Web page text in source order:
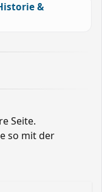
&
Seite.
so mit der